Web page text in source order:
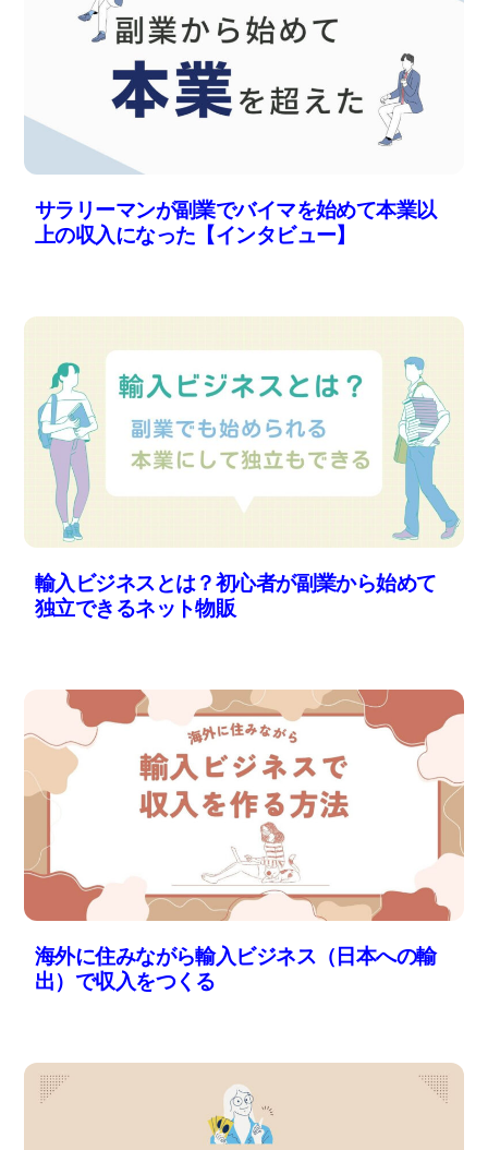
サラリーマンが副業でバイマを始めて本業以
上の収入になった【インタビュー】
輸入ビジネスとは？初心者が副業から始めて
独立できるネット物販
海外に住みながら輸入ビジネス（日本への輸
出）で収入をつくる